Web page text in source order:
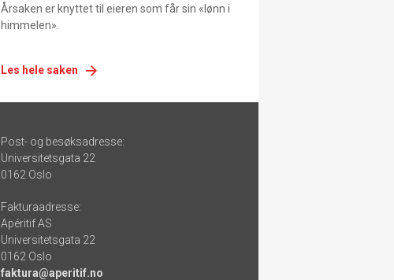
Årsaken er knyttet til eieren som får sin «lønn i
himmelen».
Les hele saken
Post- og besøksadresse:
Universitetsgata 22
0162 Oslo
Fakturaadresse:
Apéritif AS
Universitetsgata 22
0162 Oslo
faktura@aperitif.no